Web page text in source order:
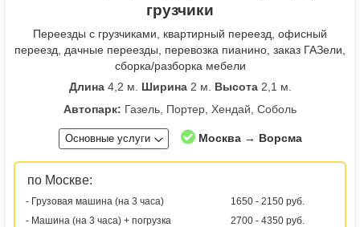
грузчики
Переезды с грузчиками, квартирный переезд, офисный
переезд, дачные переезды, перевозка пианино, заказ ГАЗели,
сборка/разборка мебели
Длина4,2 м. Ширина2 м. Высота2,1 м.
Автопарк: Газель, Портер, Хендай, Соболь
Основные услуги Москва → Ворсма
по Москве:
- Грузовая машина (на 3 часа)
1650 - 2150 руб.
- Машина (на 3 часа) + погрузка
2700 - 4350 руб.